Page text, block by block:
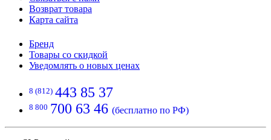
Возврат товара
Карта сайта
Бренд
Товары со скидкой
Уведомлять о новых ценах
8 (812) 443 85 37
8 800 700 63 46 (бесплатно по РФ)